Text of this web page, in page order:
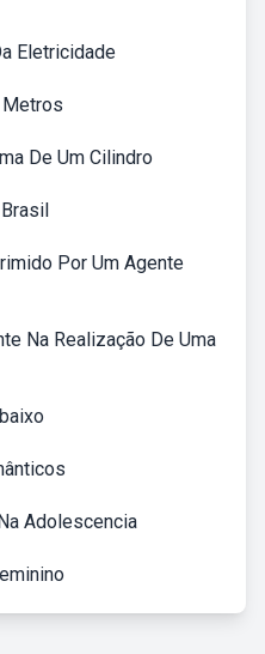
Eletricidade
Metros
De Um Cilindro
Por Um Agente
Na Realização De Uma
Adolescencia